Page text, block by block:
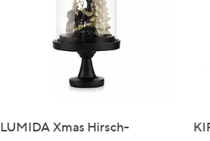
LUMIDA Xmas Hirsch-